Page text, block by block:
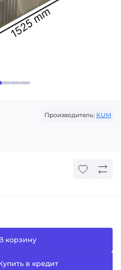
Производитель: KUM
корзину
в кредит